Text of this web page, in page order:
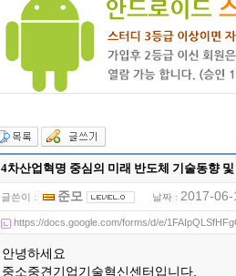
4차산업혁명 중심의 미래 반도체 기술동향
글쓴이 : 준모 날짜 : 2017-
https://docs.google.com/forms/d/e/
안녕하세요
중소중견기업기술혁신센터입니다.